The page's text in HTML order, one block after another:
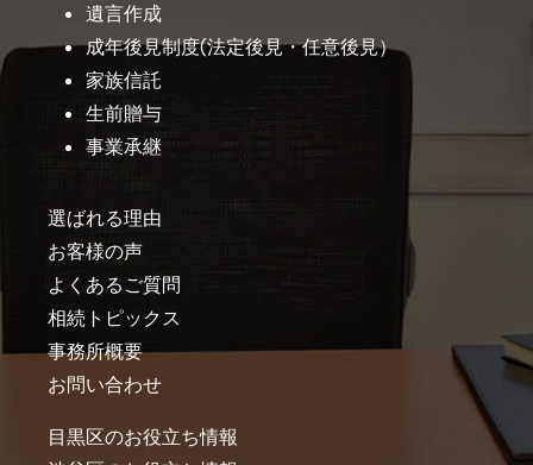
遺言作成
成年後見制度(法定後見・任意後見）
家族信託
生前贈与
事業承継
選ばれる理由
お客様の声
よくあるご質問
相続トピックス
事務所概要
お問い合わせ
目黒区のお役立ち情報